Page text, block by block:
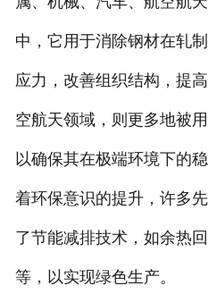
中，它用于消除钢材在轧
应力，改善组织结构，提
空航天领域，则更多地被
以确保其在极端环境下的
着环保意识的提升，许多
了节能减排技术，如余热
等，以实现绿色生产。